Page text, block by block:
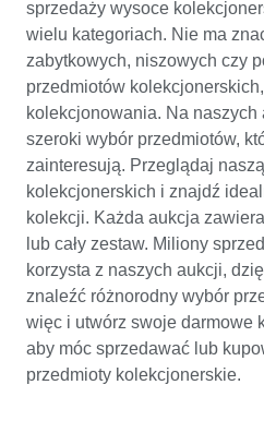
sprzedaży wysoce
wielu kategoriach. Nie ma
zabytkowych, niszowych czy
przedmiotów
kolekcjonowania. Na
szeroki wybór przedmiotów,
zainteresują. Przeglądaj
kolekcjonerskich i znajdź
kolekcji. Każda aukcja
lub cały zestaw. Miliony
korzysta z naszych aukcji,
znaleźć różnorodny wybór
więc i utwórz swoje darmowe
aby móc sprzedawać lub
przedmioty kolekcjonerskie.